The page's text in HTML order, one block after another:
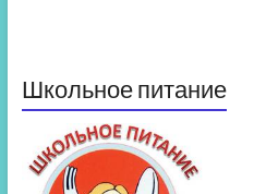
Школьное питание